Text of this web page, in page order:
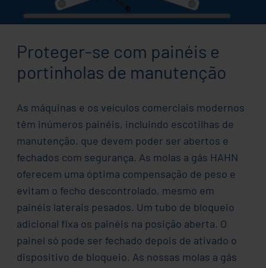
Proteger-se com painéis e
portinholas de manutenção
As máquinas e os veículos comerciais modernos
têm inúmeros painéis, incluindo escotilhas de
manutenção, que devem poder ser abertos e
fechados com segurança. As molas a gás HAHN
oferecem uma óptima compensação de peso e
evitam o fecho descontrolado, mesmo em
painéis laterais pesados. Um tubo de bloqueio
adicional fixa os painéis na posição aberta. O
painel só pode ser fechado depois de ativado o
dispositivo de bloqueio. As nossas molas a gás